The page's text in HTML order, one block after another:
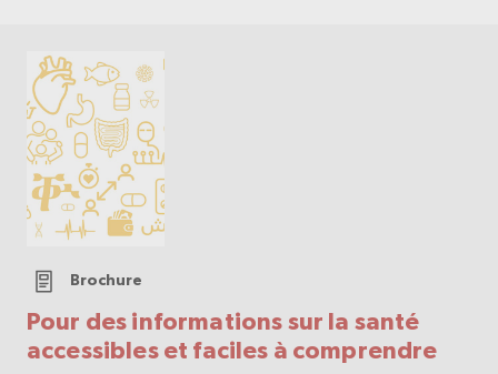
Pour des informations sur la santé
accessibles et faciles à comprendre
Brochure